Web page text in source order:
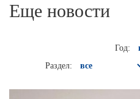
Еще новости
Год:
Раздел: